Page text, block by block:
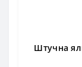
Штучна